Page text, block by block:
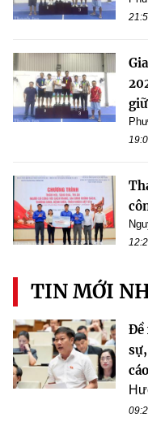
TIN MỚI
Đề